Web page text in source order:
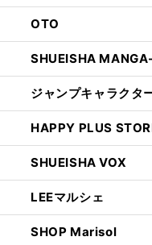
OTO
SHUEISHA
ジャンプキャラクタ
HAPPY PLUS
SHUEISHA VOX
LEEマルシェ
SHOP Marisol